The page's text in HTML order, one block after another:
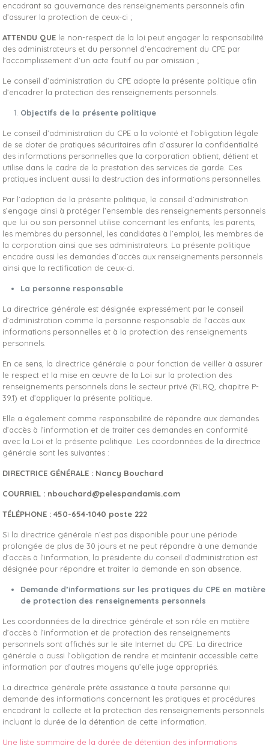
encadrant sa gouvernance des renseignements personnels afin
d’assurer la protection de ceux-ci ;
ATTENDU QUE le non-respect de la loi peut engager la responsabilité
des administrateurs et du personnel d’encadrement du CPE par
l’accomplissement d’un acte fautif ou par omission ;
Le conseil d’administration du CPE adopte la présente politique afin
d’encadrer la protection des renseignements personnels.
Objectifs de la présente politique
Le conseil d’administration du CPE a la volonté et l’obligation légale
de se doter de pratiques sécuritaires afin d’assurer la confidentialité
des informations personnelles que la corporation obtient, détient et
utilise dans le cadre de la prestation des services de garde. Ces
pratiques incluent aussi la destruction des informations personnelles.
Par l’adoption de la présente politique, le conseil d’administration
s’engage ainsi à protéger l’ensemble des renseignements personnels
que lui ou son personnel utilise concernant les enfants, les parents,
les membres du personnel, les candidates à l’emploi, les membres de
la corporation ainsi que ses administrateurs. La présente politique
encadre aussi les demandes d’accès aux renseignements personnels
ainsi que la rectification de ceux-ci.
La personne responsable
La directrice générale est désignée expressément par le conseil
d’administration comme la personne responsable de l’accès aux
informations personnelles et à la protection des renseignements
personnels.
En ce sens, la directrice générale a pour fonction de veiller à assurer
le respect et la mise en œuvre de la Loi sur la protection des
renseignements personnels dans le secteur privé (RLRQ, chapitre P-
39.1) et d’appliquer la présente politique.
Elle a également comme responsabilité de répondre aux demandes
d’accès à l’information et de traiter ces demandes en conformité
avec la Loi et la présente politique. Les coordonnées de la directrice
générale sont les suivantes :
DIRECTRICE GÉNÉRALE : Nancy Bouchard
COURRIEL : nbouchard@pelespandamis.com
TÉLÉPHONE : 450-654-1040 poste 222
Si la directrice générale n’est pas disponible pour une période
prolongée de plus de 30 jours et ne peut répondre à une demande
d’accès à l’information, la présidente du conseil d’administration est
désignée pour répondre et traiter la demande en son absence.
Demande d’informations sur les pratiques du CPE en matière
de protection des renseignements personnels
Les coordonnées de la directrice générale et son rôle en matière
d’accès à l’information et de protection des renseignements
personnels sont affichés sur le site Internet du CPE. La directrice
générale a aussi l’obligation de rendre et maintenir accessible cette
information par d’autres moyens qu’elle juge appropriés.
La directrice générale prête assistance à toute personne qui
demande des informations concernant les pratiques et procédures
encadrant la collecte et la protection des renseignements personnels
incluant la durée de la détention de cette information.
Une liste sommaire de la durée de détention des informations